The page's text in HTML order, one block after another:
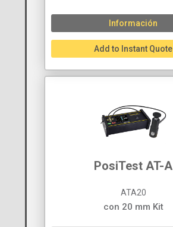
PosiTest AT-A
ATA20
con 20 mm Kit
Información
Add to Instant Quote